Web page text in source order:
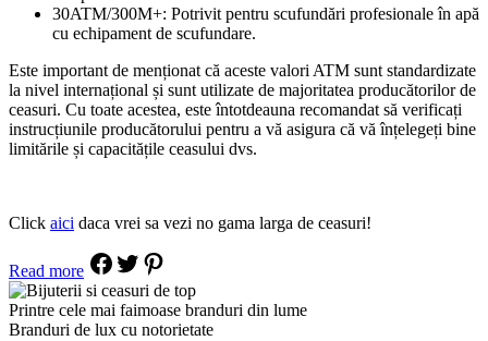
30ATM/300M+: Potrivit pentru scufundări profesionale în apă
cu echipament de scufundare.
Este important de menționat că aceste valori ATM sunt standardizate
la nivel internațional și sunt utilizate de majoritatea producătorilor de
ceasuri. Cu toate acestea, este întotdeauna recomandat să verificați
instrucțiunile producătorului pentru a vă asigura că vă înțelegeți bine
limitările și capacitățile ceasului dvs.
Click aici daca vrei sa vezi no gama larga de ceasuri!
Read more
Printre cele mai faimoase branduri din lume
Branduri de lux cu notorietate